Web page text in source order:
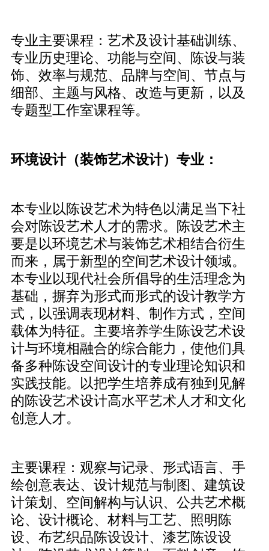
专业主要课程：艺术及设计基础训练、
专业历史理论、功能与空间、陈设与装
饰、效率与规范、品牌与空间、节点与
细部、主题与风格、改造与更新，以及
专题型工作室课程等。
环境设计（装饰艺术设计）专业：
本专业以陈设艺术为特色以满足当下社
会对陈设艺术人才的需求。陈设艺术主
要是以环境艺术与装饰艺术相结合衍生
而来，属于新型的空间艺术设计领域。
本专业以现代社会所倡导的生活理念为
基础，摒弃为形式而形式的设计教学方
式，以强调表现材料、制作方式，空间
载体为特征。主要培养学生陈设艺术设
计与环境相融合的综合能力，使他们具
备多种陈设空间设计的专业理论知识和
实践技能。以把学生培养成有独到见解
的陈设艺术设计高水平艺术人才和文化
创意人才。
主要课程：观察与记录、形式语言、手
绘创意表达、设计规范与制图、建筑设
计策划、空间解构与认识、公共艺术概
论、设计概论、材料与工艺、照明陈
设、布艺织品陈设设计、漆艺陈设设